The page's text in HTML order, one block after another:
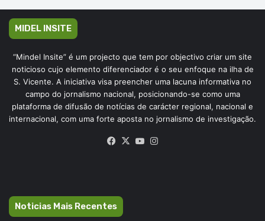
MIDEL INSITE
“Mindel Insite” é um projecto que tem por objectivo criar um site
noticioso cujo elemento diferenciador é o seu enfoque na ilha de
S. Vicente. A iniciativa visa preencher uma lacuna informativa no
campo do jornalismo nacional, posicionando-se como uma
plataforma de difusão de notícias de carácter regional, nacional e
internacional, com uma forte aposta no jornalismo de investigação.
Facebook
X YouTube
Noticias Mais Recentes